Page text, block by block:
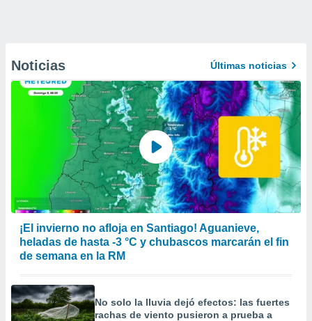
Noticias Últimas noticias
¡El invierno no afloja en Santiago! Aguanieve,
heladas de hasta -3 °C y chubascos marcarán el fin
de semana en la RM
No solo la lluvia dejó efectos: las fuertes
rachas de viento pusieron a prueba a